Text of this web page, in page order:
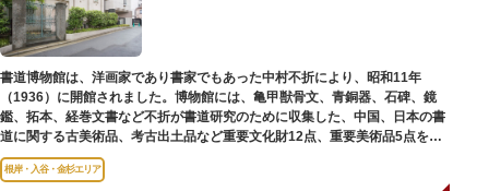
書道博物館は、洋画家であり書家でもあった中村不折により、昭和11年
（1936）に開館されました。博物館には、亀甲獣骨文、青銅器、石碑、鏡
鑑、拓本、経巻文書など不折が書道研究のために収集した、中国、日本の書
道に関する古美術品、考古出土品など重要文化財12点、重要美術品5点を含
む約16000点が収蔵されています。
根岸・入谷・金杉エリア